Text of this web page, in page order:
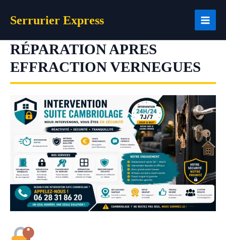
Serrurier Express
RÉPARATION APRES
EFFRACTION VERNEGUES